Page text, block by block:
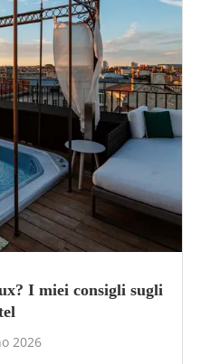
I miei consigli sugli
2026